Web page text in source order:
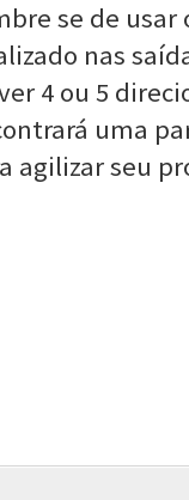
se de
nas
4 ou 5
uma
agilizar seu